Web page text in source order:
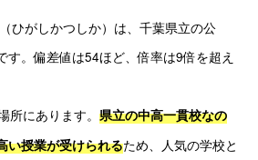
ひがしかつしか）は、千葉県立の公
す。偏差値は54ほど、倍率は9倍を超え
にあります。 県立の中高一貫校なの
い授業が受けられるため、人気の学校と